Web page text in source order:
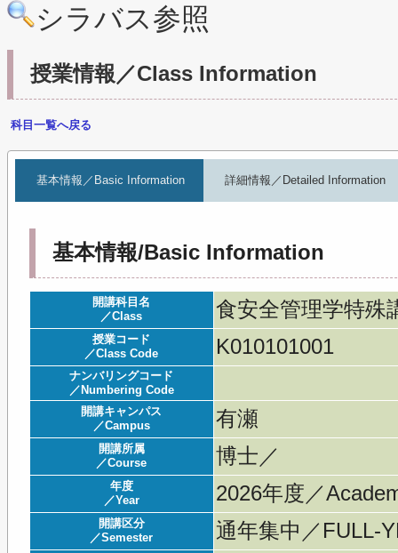
シラバス参照
授業情報／Class Information
科目一覧へ戻る
基本情報／Basic Information 詳細情報／Detailed Information
基本情報/Basic Information
開講科目名
／Class
食安全管理学特殊
授業コード
／Class Code
K010101001
ナンバリングコード
／Numbering Code
開講キャンパス
／Campus
有瀬
開講所属
／Course
博士／
年度
／Year
2026年度／
開講区分
／Semester
通年集中／FULL-